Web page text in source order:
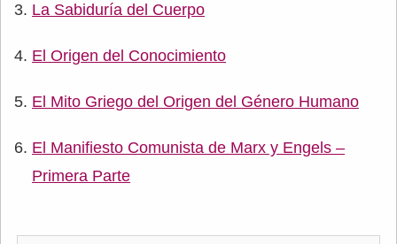
La Sabiduría del Cuerpo
El Origen del Conocimiento
El Mito Griego del Origen del Género Humano
El Manifiesto Comunista de Marx y Engels –
Primera Parte